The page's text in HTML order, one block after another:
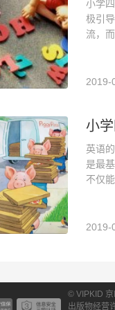
小学
极引
流，
2019-
小
英语
是最
不仅
2019-
© VIPKID
出版物经营